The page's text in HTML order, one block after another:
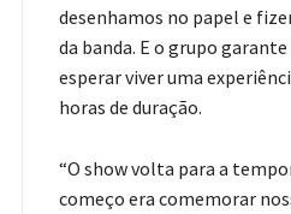
desenhamos no papel e
da banda. E o grupo
esperar viver uma
horas de duração.
“O show volta para a
começo era comemorar